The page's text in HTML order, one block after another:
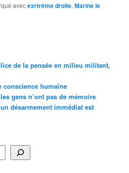
avecexrtrême droite,Marine le
de la pensée en milieu militant,
conscience humaine
gens n’ont pas de mémoire
désarmement immédiat est